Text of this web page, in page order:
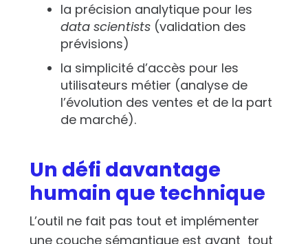
la précision analytique pour les
data scientists(validation des
prévisions)
la simplicité d’accès pour les
utilisateurs métier (analyse de
l’évolution des ventes et de la part
de marché).
Un défi davantage
humain que technique
L’outil ne fait pas tout et implémenter
une couche sémantique est avant tout